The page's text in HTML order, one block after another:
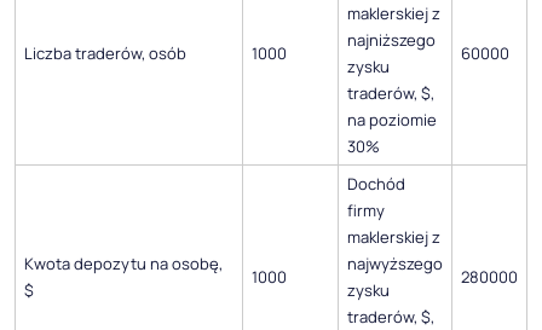
Liczba traderów, osób 1000
maklerskiej z
najniższego
zysku
traderów, $,
na poziomie
30%
60000
Kwota depozytu na osobę,
$
1000
Dochód
firmy
maklerskiej z
najwyższego
zysku
traderów, $,
280000